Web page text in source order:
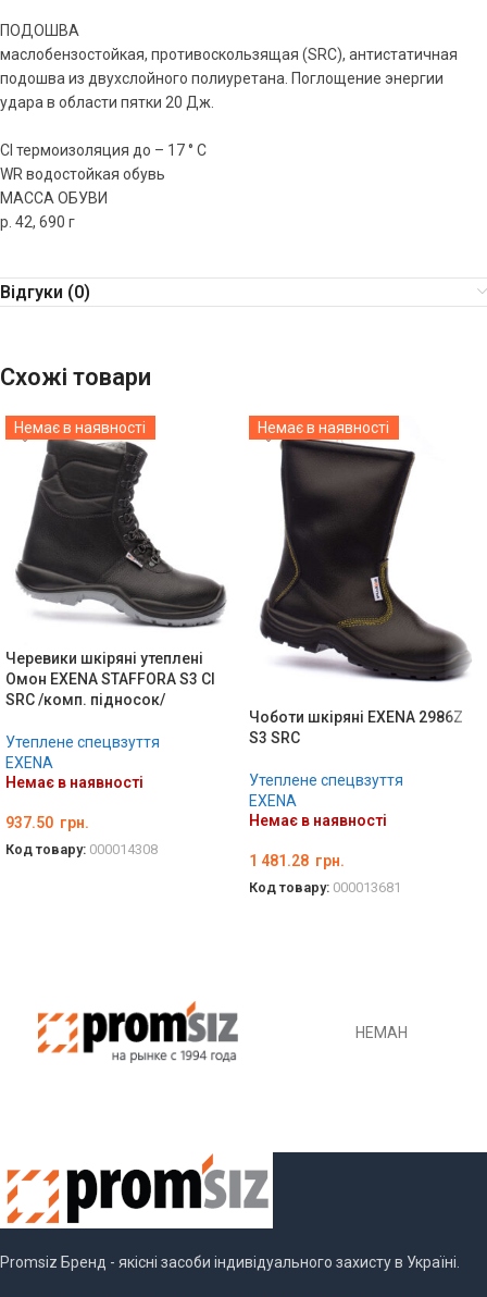
ПОДОШВА
маслобензостойкая, противоскользящая (SRС), антистатичная
подошва из двухслойного полиуретана. Поглощение энергии
удара в области пятки 20 Дж.
CI термоизоляция до – 17 ° C
WR водостойкая обувь
МАССА ОБУВИ
р. 42, 690 г
Відгуки (0)
Схожі товари
Немає в наявності
Черевики шкіряні утеплені
Омон EXENA STAFFORA S3 CI
SRC /комп. підносок/
Утеплене спецвзуття
EXENA
Немає в наявності
937.50 грн.
Код товару: 000014308
Немає в наявності
Чоботи шкіряні EXENA 2986Z
S3 SRC
Утеплене спецвзуття
EXENA
Немає в наявності
1 481.28 грн.
Код товару: 000013681
НЕМАН
Promsiz Бренд - якісні засоби індивідуального захисту в Україні.